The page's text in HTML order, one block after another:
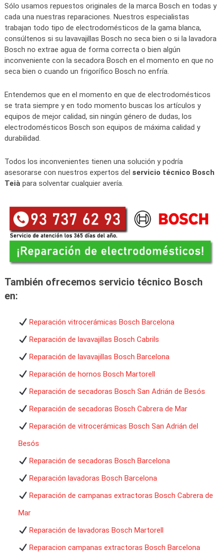
Sólo usamos repuestos originales de la marca Bosch en todas y
cada una nuestras reparaciones. Nuestros especialistas
trabajan todo tipo de electrodomésticos de la gama blanca,
consúltenos si su lavavajillas Bosch no seca bien o si la lavadora
Bosch no extrae agua de forma correcta o bien algún
inconveniente con la secadora Bosch en el momento en que no
seca bien o cuando un frigorífico Bosch no enfría.
Entendemos que en el momento en que de electrodomésticos
se trata siempre y en todo momento buscas los artículos y
equipos de mejor calidad, sin ningún género de dudas, los
electrodomésticos Bosch son equipos de máxima calidad y
durabilidad.
Todos los inconvenientes tienen una solución y podría
asesorarse con nuestros expertos del servicio técnico Bosch
Teiàpara solventar cualquier avería.
También ofrecemos servicio técnico Bosch
en:
Reparación vitrocerámicas Bosch Barcelona
Reparación de lavavajillas Bosch Cabrils
Reparación de lavavajillas Bosch Barcelona
Reparación de hornos Bosch Martorell
Reparación de secadoras Bosch San Adrián de Besós
Reparación de secadoras Bosch Cabrera de Mar
Reparación de vitrocerámicas Bosch San Adrián del
Besós
Reparación de secadoras Bosch Barcelona
Reparación lavadoras Bosch Barcelona
Reparación de campanas extractoras Bosch Cabrera de
Mar
Reparación de lavadoras Bosch Martorell
Reparacion campanas extractoras Bosch Barcelona